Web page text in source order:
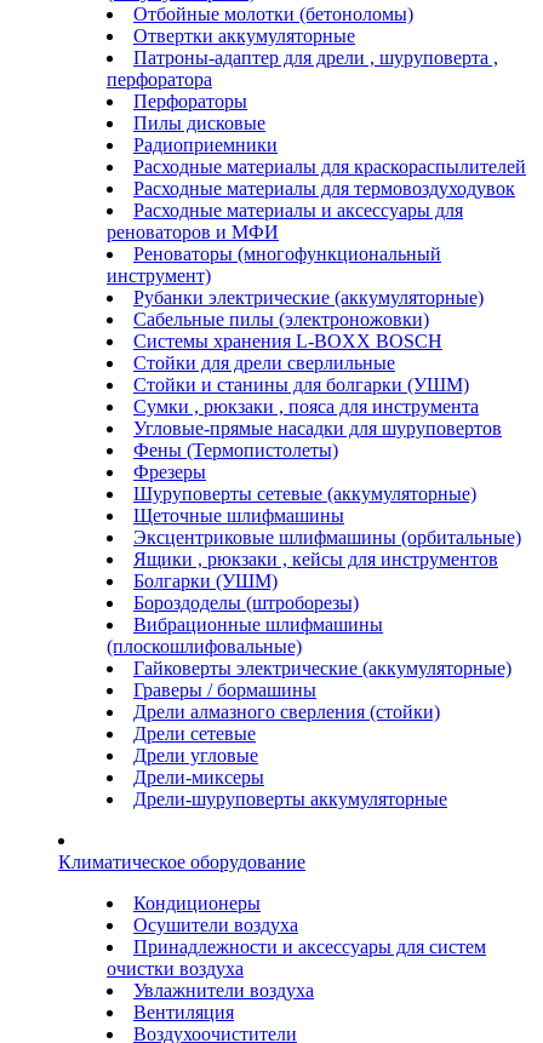
Отбойные молотки (бетоноломы)
Отвертки аккумуляторные
Патроны-адаптер для дрели , шуруповерта ,
перфоратора
Перфораторы
Пилы дисковые
Радиоприемники
Расходные материалы для краскораспылителей
Расходные материалы для термовоздуходувок
Расходные материалы и аксессуары для
реноваторов и МФИ
Реноваторы (многофункциональный
инструмент)
Рубанки электрические (аккумуляторные)
Сабельные пилы (электроножовки)
Системы хранения L-BOXX BOSCH
Стойки для дрели сверлильные
Стойки и станины для болгарки (УШМ)
Сумки , рюкзаки , пояса для инструмента
Угловые-прямые насадки для шуруповертов
Фены (Термопистолеты)
Фрезеры
Шуруповерты сетевые (аккумуляторные)
Щеточные шлифмашины
Эксцентриковые шлифмашины (орбитальные)
Ящики , рюкзаки , кейсы для инструментов
Болгарки (УШМ)
Бороздоделы (штроборезы)
Вибрационные шлифмашины
(плоскошлифовальные)
Гайковерты электрические (аккумуляторные)
Граверы / бормашины
Дрели алмазного сверления (стойки)
Дрели сетевые
Дрели угловые
Дрели-миксеры
Дрели-шуруповерты аккумуляторные
Климатическое оборудование
Кондиционеры
Осушители воздуха
Принадлежности и аксессуары для систем
очистки воздуха
Увлажнители воздуха
Вентиляция
Воздухоочистители